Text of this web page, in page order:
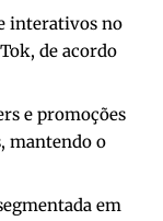
interativos no
de acordo
e promoções
mantendo o
em